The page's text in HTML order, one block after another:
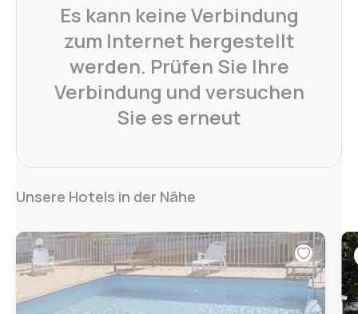
Es kann keine Verbindung
zum Internet hergestellt
werden. Prüfen Sie Ihre
Verbindung und versuchen
Sie es erneut
Unsere Hotels in der Nähe